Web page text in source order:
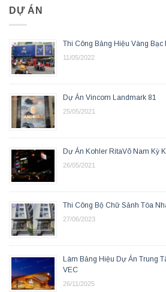
DỰ ÁN
Thi Công Bảng Hiệu Vàng Bạc
11/05/2022
Dự Án Vincom Landmark 81
25/05/2021
Dự Án Kohler RitaVõ Nam Kỳ
26/05/2021
Thi Công Bộ Chữ Sảnh Tòa
27/06/2023
Làm Bảng Hiệu Dự Án Trung
VEC
26/11/2025